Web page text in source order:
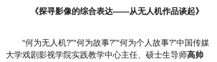
《探寻影像的综合表达——从无人机作品谈起》
“何为无人机?”“何为故事?”“何为个人故事?”中国传媒
大学戏剧影视学院实践教学中心主任、硕士生导师高帅